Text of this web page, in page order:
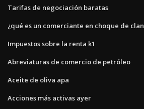
Tarifas de negociación baratas
¿qué es un comerciante en choque de
Impuestos sobre la renta k1
Abreviaturas de comercio de petróleo
Aceite de oliva apa
Acciones más activas ayer